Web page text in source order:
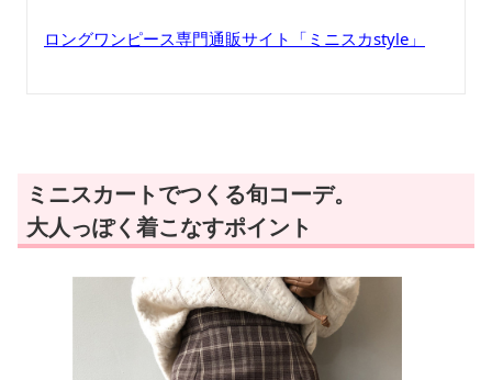
ロングワンピース専門通販サイト「ミニスカstyle」
ミニスカートでつくる旬コーデ。
大人っぽく着こなすポイント